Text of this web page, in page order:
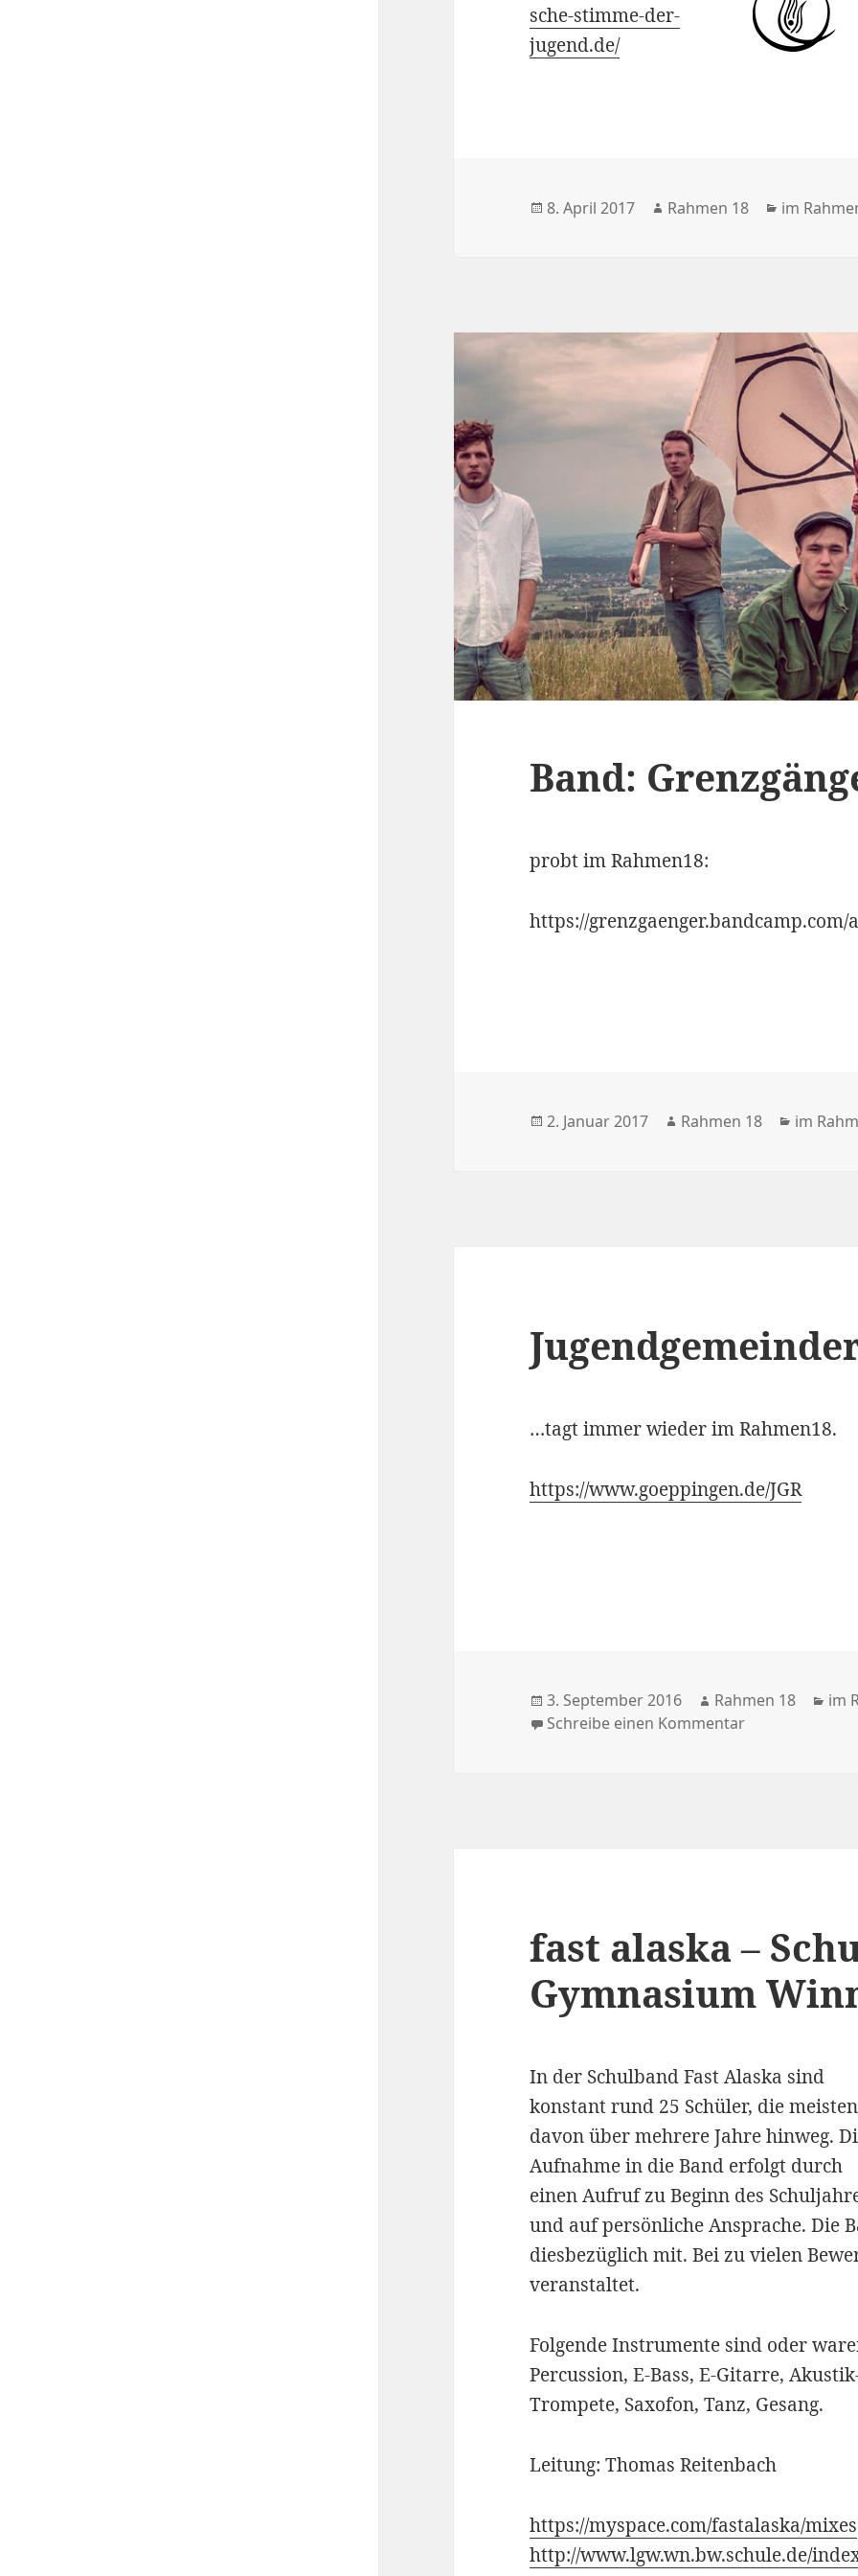
sche-stimme-der-
jugend.de/
Veröffentlicht
8. April 2017 Autor
Rahmen 18 im
Band:
probt im Rahmen18:
https://
Veröffentlicht
2. Januar 2017 Autor
Rahmen 18 im
…tagt immer wieder im Rahmen18.
https://www.goeppingen.de/JGR
Veröffentlicht
am
3. September 2016 Autor
Rahmen 18
im
Schreibe einen Kommentarzu
fast alaska –
Gymnasium
In der Schulband Fast Alaska sind
konstant rund 25 Schüler, die meisten
davon über mehrere Jahre hinweg.
Aufnahme in die Band erfolgt durch
einen Aufruf zu Beginn des
und auf persönliche Ansprache. Die
diesbezüglich mit. Bei zu vielen
veranstaltet.
Folgende Instrumente sind oder
Percussion, E-Bass, E-Gitarre,
Trompete, Saxofon, Tanz, Gesang.
Leitung: Thomas Reitenbach
https://myspace.com/fastalaska/mixes
http://www.lgw.wn.bw.schule.de/